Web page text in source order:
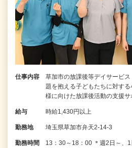
仕事内容
草加市の放課後等デイサービ
題を抱える子どもたちに対す
様に向けた放課後活動の支援
給与 時給1,430円以上
勤務地 埼玉県草加市弁天2-14-3
勤務時間
13：30～18：00 ＊週2日～、